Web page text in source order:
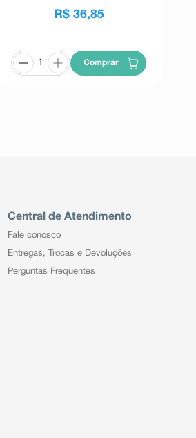
R$ 36,85
Comprar
Central de Atendimento
Fale conosco
Entregas, Trocas e Devoluções
Perguntas Frequentes